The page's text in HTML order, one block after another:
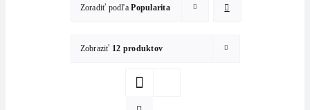
Zoradiť podľaPopularita
Zobraziť 12 produktov